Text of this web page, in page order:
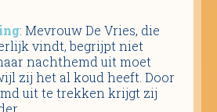
: Mevrouw De Vries, die
vindt, begrijpt niet
nachthemd uit moet
zij het al koud heeft. Door
uit te trekken krijgt zij